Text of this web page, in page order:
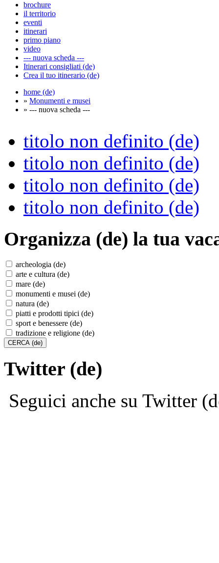
brochure
il territorio
eventi
itinerari
primo piano
video
--- nuova scheda ---
Itinerari consigliati (de)
Crea il tuo itinerario (de)
home (de)
» Monumenti e musei
» --- nuova scheda ---
titolo non definito (de)
titolo non definito (de)
titolo non definito (de)
titolo non definito (de)
Organizza (de) la tua
archeologia (de)
arte e cultura (de)
mare (de)
monumenti e musei (de)
natura (de)
piatti e prodotti tipici (de)
sport e benessere (de)
tradizione e religione (de)
Twitter (de)
Seguici anche su Twitter